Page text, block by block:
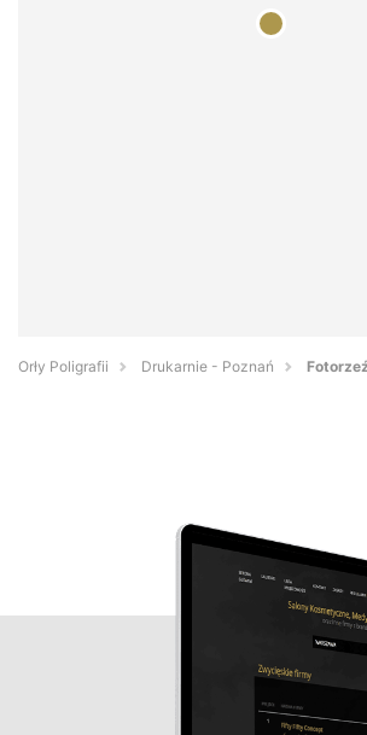
Orły Poligrafii Drukarnie - Poznań